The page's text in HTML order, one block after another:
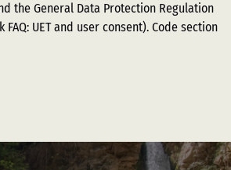
the General Data Protection Regulation
FAQ: UET and user consent). Code section